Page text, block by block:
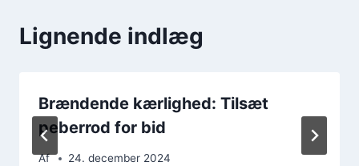
Lignende indlæg
Brændende kærlighed: Tilsæt
peberrod for bid
Af 24. december 2024